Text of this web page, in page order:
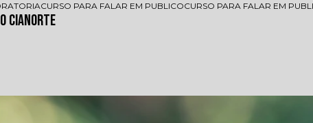
CURSO PARA FALAR EM PUBLICOCURSO PARA FALAR EM
Cianorte